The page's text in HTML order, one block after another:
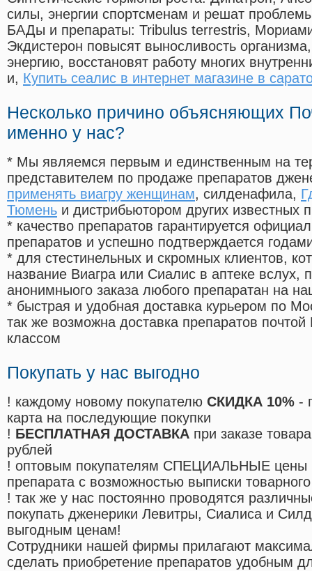
силы, энергии спортсменам и решат
БАДы и препараты: Tribulus terrestris,
Экдистерон повысят выносливость
энергию, восстановят работу многих
и, Купить сеалис в интернет магазине в
Несколько причино объясняющих
именно у нас?
* Мы являемся первым и единственным на
представителем по продаже препаратов
применять виагру женщинам, силденафила,
Тюмень и дистрибьютором других известных
* качество препаратов гарантируется
препаратов и успешно подтверждается
* для стестинельных и скромных клиентов,
название Виагра или Сиалис в аптеке вслух,
анонимныого заказа любого препаратан на
* быстрая и удобная доставка курьером по
так же возможна доставка препаратов
классом
Покупать у нас выгодно
! каждому новому покупателю СКИДКА 10% -
карта на последующие покупки
! БЕСПЛАТНАЯ ДОСТАВКА при заказе
рублей
! оптовым покупателям СПЕЦИАЛЬНЫЕ цены
препарата с возможностью выписки
! так же у нас постоянно проводятся
покупать дженерики Левитры, Сиалиса и
выгодным ценам!
Cотрудники нашей фирмы прилагают
сделать приобретение препаратов удобным